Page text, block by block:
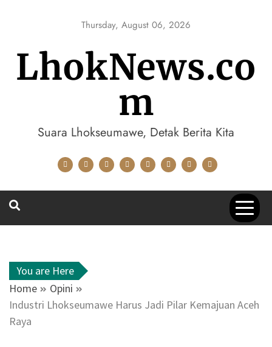
Thursday, August 06, 2026
LhokNews.co
m
Suara Lhokseumawe, Detak Berita Kita
You are Here
Home
Opini
Industri Lhokseumawe Harus Jadi Pilar Kemajuan Aceh
Raya